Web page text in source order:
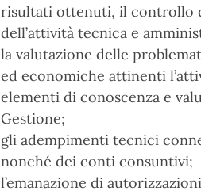
risultati ottenuti, il controllo
dell’attività tecnica e
la valutazione delle
ed economiche attinenti
elementi di conoscenza e
Gestione;
gli adempimenti tecnici
nonché dei conti consuntivi;
l’emanazione di